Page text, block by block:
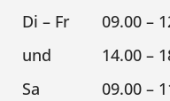
Di – Fr
09.00 –
und
14.00 –
Sa
09.00 –